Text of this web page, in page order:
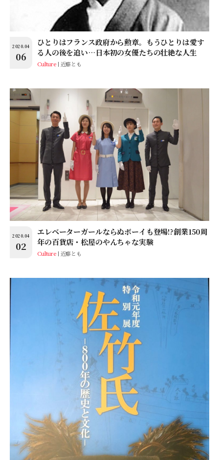
2020.04
06
ひとりはフランス政府から勲章。もうひとりは愛す
る人の後を追い…日本初の女優たちの壮絶な人生
Culture 近藤とも
2020.04
02
エレベーターガールならぬボーイも登場!?創業150周
年の百貨店・松屋のやんちゃな実験
Culture 近藤とも